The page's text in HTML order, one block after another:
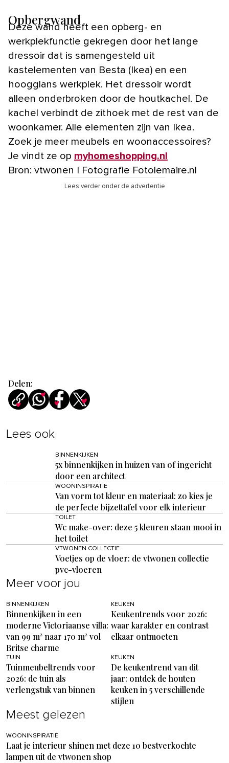
Opbergwand
Deze wand heeft een opberg- en
werkplekfunctie gekregen door het lange
dressoir dat is samengesteld uit
kastelementen van Besta (Ikea) en een
hoogglans werkplek. Het dressoir wordt
alleen onderbroken door de houtkachel. De
kachel verbindt de zithoek met de rest van de
woonkamer. Alle elementen zijn van Ikea.
Zoek je meer meubels en woonaccessoires?
Je vindt ze op myhomeshopping.nl
Bron: vtwonen | Fotografie Fotolemaire.nl
Lees verder onder de advertentie
Delen:
Lees ook
BINNENKIJKEN
5x binnenkijken in huizen van of ingericht
door een architect
WOONINSPIRATIE
Van vorm tot kleur en materiaal: zo kies je
de perfecte bijzettafel voor elk interieur
TOILET
Wc make-over: deze 5 kleuren staan mooi in
het toilet
VTWONEN COLLECTIE
Voetjes op de vloer: de vtwonen collectie
pvc-vloeren
Meer voor jou
BINNENKIJKEN
Binnenkijken in een
moderne Victoriaanse villa:
van 99 m² naar 170 m² vol
Britse charme
KEUKEN
Keukentrends voor 2026:
waar karakter en contrast
elkaar ontmoeten
TUIN
Tuinmeubeltrends voor
2026: de tuin als
verlengstuk van binnen
KEUKEN
De keukentrend van dit
jaar: ontdek de houten
keuken in 5 verschillende
stijlen
Meest gelezen
WOONINSPIRATIE
Laat je interieur shinen met deze 10 bestverkochte
lampen uit de vtwonen shop